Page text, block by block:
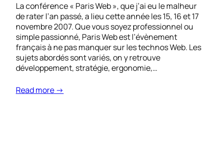
La conférence « Paris Web », que j’ai eu le malheur
de rater l’an passé, a lieu cette année les 15, 16 et 17
novembre 2007. Que vous soyez professionnel ou
simple passionné, Paris Web est l’évènement
français à ne pas manquer sur les technos Web. Les
sujets abordés sont variés, on y retrouve
développement, stratégie, ergonomie,…
Read more →